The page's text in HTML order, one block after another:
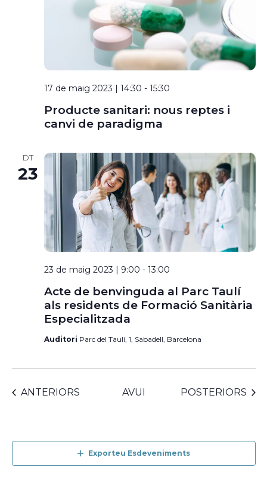
17 de maig 2023 | 14:30 - 15:30
Producte sanitari: nous reptes i
canvi de paradigma
DT
23
23 de maig 2023 | 9:00 - 13:00
Acte de benvinguda al Parc Taulí
als residents de Formació Sanitària
Especialitzada
Auditori Parc del Taulí, 1, Sabadell, Barcelona
ESDEVENIMENTS
ANTERIORS AVUI ESDEVENIMENTS
POSTERIORS
Exporteu Esdeveniments